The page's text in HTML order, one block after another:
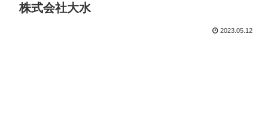
株式会社大水
2023.05.12